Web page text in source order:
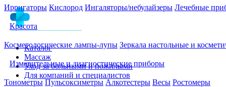
Ирригаторы Кислород Ингаляторы/небулайзеры Лечебные
Красота
Косметологические лампы-лупы Зеркала настольные и
Измерительные и диагностические приборы
Тонометры Пульсоксиметры Алкотестеры Весы Ростомеры
Каталог
Массаж
Уход за больными и пожилыми
Для компаний и специалистов